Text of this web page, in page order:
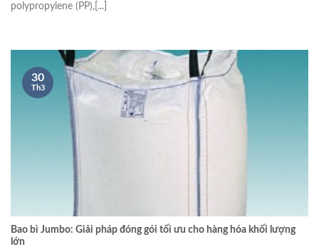
polypropylene (PP),[...]
Bao bì Jumbo: Giải pháp đóng gói tối ưu cho hàng hóa khối lượng
lớn
30
Th3